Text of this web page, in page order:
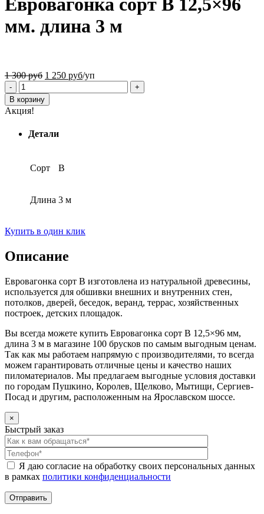
Евровагонка сорт B 12,5×96
мм. длина 3 м
1 300руб 1 250 руб/уп
В корзину
Акция!
Детали
Сорт B
Длина 3 м
Купить в один клик
Описание
Евровагонка сорт B изготовлена из натуральной древесины,
используется для обшивки внешних и внутренних стен,
потолков, дверей, беседок, веранд, террас, хозяйственных
построек, детских площадок.
Вы всегда можете купить Евровагонка сорт B 12,5×96 мм,
длина 3 м в магазине 100 брусков по самым выгодным ценам.
Так как мы работаем напрямую с производителями, то всегда
можем гарантировать отличные цены и качество наших
пиломатериалов. Мы предлагаем выгодные условия доставки
по городам Пушкино, Королев, Щелково, Мытищи, Сергиев-
Посад и другим, расположенным на Ярославском шоссе.
×
Быстрый заказ
Я даю согласие на обработку своих персональных данных
в рамках политики конфиденциальности